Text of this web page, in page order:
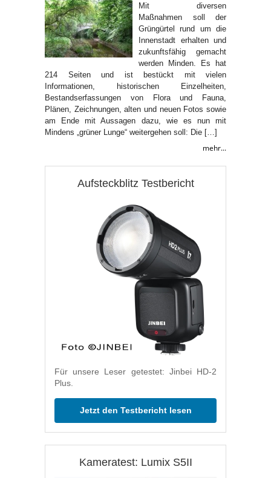
Mit diversen
Maßnahmen soll der
Grüngürtel rund um die
Innenstadt erhalten und
zukunftsfähig gemacht
werden Minden. Es hat
214 Seiten und ist bestückt mit vielen
Informationen, historischen Einzelheiten,
Bestandserfassungen von Flora und Fauna,
Plänen, Zeichnungen, alten und neuen Fotos sowie
am Ende mit Aussagen dazu, wie es nun mit
Mindens „grüner Lunge“ weitergehen soll: Die […]
mehr...
Aufsteckblitz Testbericht
Für unsere Leser getestet: Jinbei HD-2
Plus.
Jetzt den Testbericht lesen
Kameratest: Lumix S5II